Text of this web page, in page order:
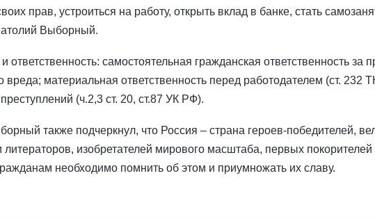
прав, устроиться на работу, открыть вклад в банке, стать
Выборный.
ответственность: самостоятельная гражданская ответственность
вреда; материальная ответственность перед работодателем (ст. 232
(ч.2,3 ст. 20, ст.87 УК РФ).
также подчеркнул, что Россия – страна героев-победителей,
литераторов, изобретателей мирового масштаба, первых
необходимо помнить об этом и приумножать их славу.